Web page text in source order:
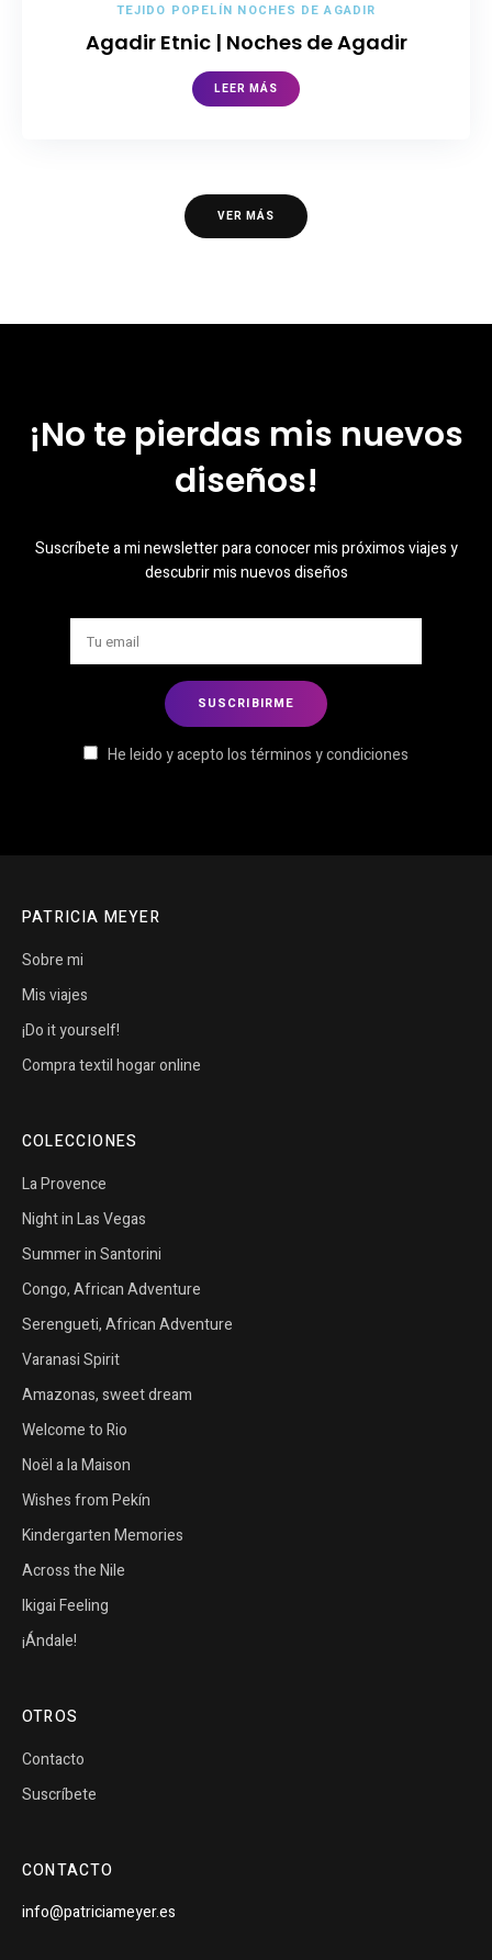
TEJIDO POPELÍN NOCHES DE AGADIR
Agadir Etnic | Noches de Agadir
LEER MÁS
VER MÁS
¡No te pierdas mis nuevos
diseños!
Suscríbete a mi newsletter para conocer mis próximos viajes y
descubrir mis nuevos diseños
He leido y acepto los términos y condiciones
PATRICIA MEYER
Sobre mi
Mis viajes
¡Do it yourself!
Compra textil hogar online
COLECCIONES
La Provence
Night in Las Vegas
Summer in Santorini
Congo, African Adventure
Serengueti, African Adventure
Varanasi Spirit
Amazonas, sweet dream
Welcome to Rio
Noël a la Maison
Wishes from Pekín
Kindergarten Memories
Across the Nile
Ikigai Feeling
¡Ándale!
OTROS
Contacto
Suscríbete
CONTACTO
info@patriciameyer.es